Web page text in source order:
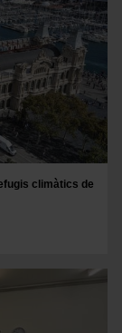
climàtics de